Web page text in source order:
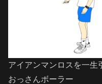
アイアンマンロスを一生
おっさんボーラー